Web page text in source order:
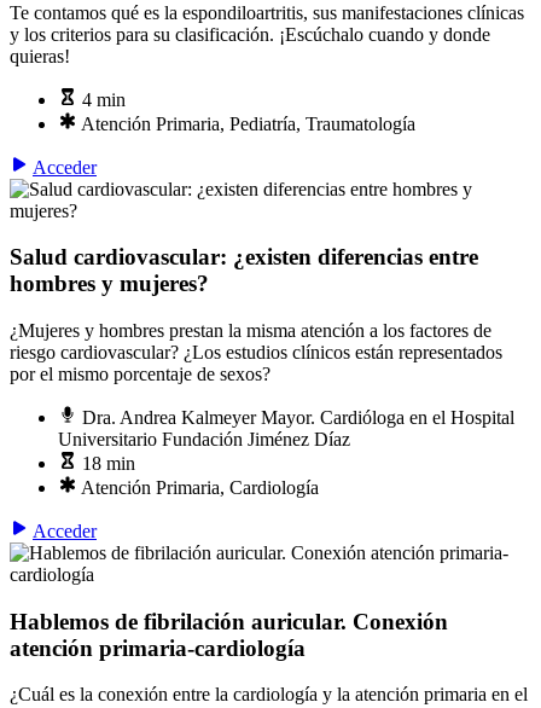
Te contamos qué es la espondiloartritis, sus manifestaciones clínicas
y los criterios para su clasificación. ¡Escúchalo cuando y donde
quieras!
4 min
Atención Primaria, Pediatría, Traumatología
Acceder
Salud cardiovascular: ¿existen diferencias entre
hombres y mujeres?
¿Mujeres y hombres prestan la misma atención a los factores de
riesgo cardiovascular? ¿Los estudios clínicos están representados
por el mismo porcentaje de sexos?
Dra. Andrea Kalmeyer Mayor. Cardióloga en el Hospital
Universitario Fundación Jiménez Díaz
18 min
Atención Primaria, Cardiología
Acceder
Hablemos de fibrilación auricular. Conexión
atención primaria-cardiología
¿Cuál es la conexión entre la cardiología y la atención primaria en el